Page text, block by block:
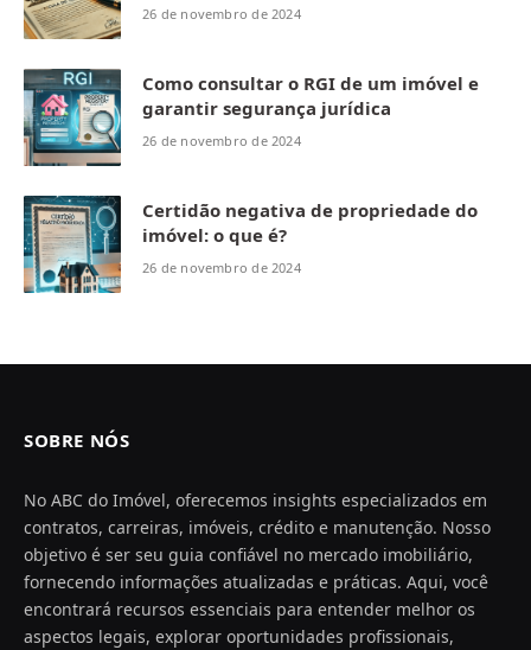
26 de novembro de 2024
Como consultar o RGI de um imóvel e
garantir segurança jurídica
26 de novembro de 2024
Certidão negativa de propriedade do
imóvel: o que é?
26 de novembro de 2024
SOBRE NÓS
No ABC do Imóvel, oferecemos insights especializados em
contratos, carreiras, imóveis, crédito e manutenção. Nosso
objetivo é ser seu guia confiável no mercado imobiliário,
fornecendo informações atualizadas e práticas. Aqui, você
encontrará recursos essenciais para entender melhor os
aspectos legais, explorar oportunidades profissionais,